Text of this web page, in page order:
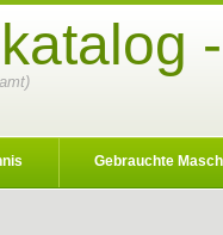
Gebrauchte